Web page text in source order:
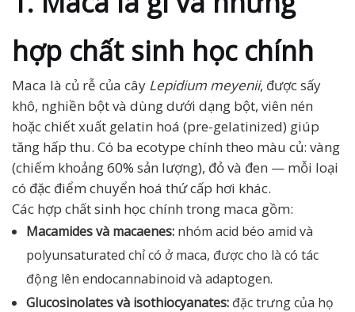
hợp chất sinh học chính
Maca là củ rễ của cây Lepidium meyenii, được sấy
khô, nghiền bột và dùng dưới dạng bột, viên nén
hoặc chiết xuất gelatin hoá (pre-gelatinized) giúp
tăng hấp thu. Có ba ecotype chính theo màu củ: vàng
(chiếm khoảng 60% sản lượng), đỏ và đen — mỗi loại
có đặc điểm chuyển hoá thứ cấp hơi khác.
Các hợp chất sinh học chính trong maca gồm:
Macamides và macaenes: nhóm acid béo amid và
polyunsaturated chỉ có ở maca, được cho là có tác
động lên endocannabinoid và adaptogen.
Glucosinolates và isothiocyanates: đặc trưng của họ